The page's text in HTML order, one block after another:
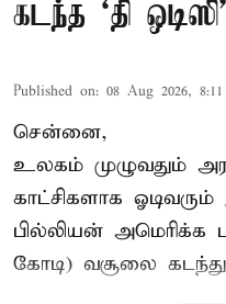
கடந்த ‘தி ஒடிஸி’
Published on: 08 Aug 2026,
சென்னை,
உலகம் முழுவதும்
காட்சிகளாக
பில்லியன் அமெரிக்க
கோடி) வசூலை